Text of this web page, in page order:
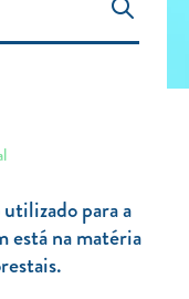
para a
está na matéria